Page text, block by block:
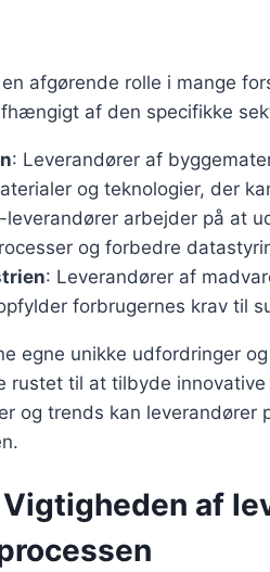
afgørende rolle i mange
af den specifikke
: Leverandører af
og teknologier, der
leverandører arbejder på at
og forbedre
: Leverandører af
forbrugernes krav til
egne unikke udfordringer
til at tilbyde innovative
og trends kan leverandører
af